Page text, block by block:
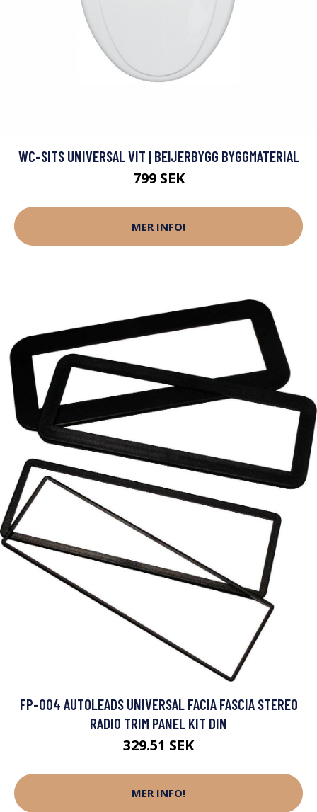
WC-SITS UNIVERSAL VIT | BEIJERBYGG BYGGMATERIAL
799 SEK
MER INFO!
FP-004 AUTOLEADS UNIVERSAL FACIA FASCIA STEREO
RADIO TRIM PANEL KIT DIN
329.51 SEK
MER INFO!